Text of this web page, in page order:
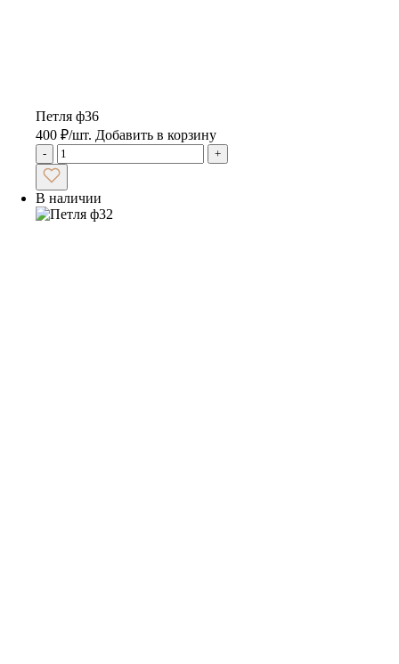
Петля ф36
400 ₽/шт. Добавить в корзину
- +
В наличии